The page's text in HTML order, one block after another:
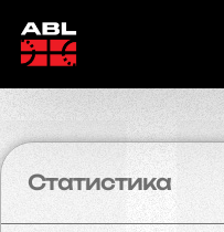
Статистика